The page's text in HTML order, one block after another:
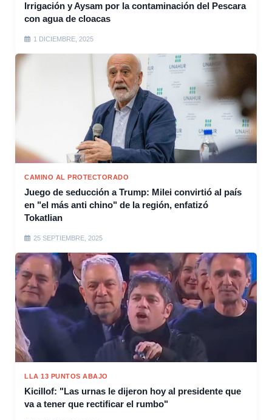
Irrigación y Aysam por la contaminación del Pescara
con agua de cloacas
1 DICIEMBRE, 2025
CAMINO AL PROTECTORADO
Juego de seducción a Trump: Milei convirtió al país
en "el más anti chino" de la región, enfatizó
Tokatlian
25 SEPTIEMBRE, 2025
LLA 13 PUNTOS ABAJO
Kicillof: "Las urnas le dijeron hoy al presidente que
va a tener que rectificar el rumbo"